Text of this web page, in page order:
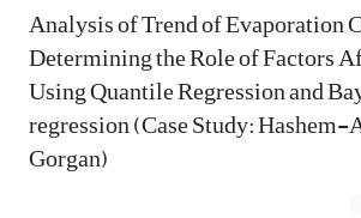
Analysis of Trend of Evaporation
Determining the Role of Factors
Using Quantile Regression and
regression (Case Study: Hashem-
Gorgan)